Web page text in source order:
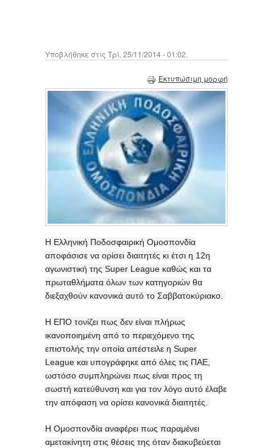
Υποβλήθηκε στις Τρί, 25/11/2014 - 01:02.
Εκτυπώσιμη μορφή
Η Ελληνική Ποδοσφαιρική Ομοσπονδία
αποφάσισε να ορίσει διαιτητές κι έτσι η 12η
αγωνιστική της Super League καθώς και τα
πρωταθλήματα όλων των κατηγοριών θα
διεξαχθούν κανονικά αυτό το Σαββατοκύριακο.
Η ΕΠΟ τονίζει πως δεν είναι πλήρως
ικανοποιημένη από το περιεχόμενο της
επιστολής την οποία απέστειλε η Super
League και υπογράφηκε από όλες τις ΠΑΕ,
ωστόσο συμπληρώνει πως είναι προς τη
σωστή κατεύθυνση και για τον λόγο αυτό έλαβε
την απόφαση να ορίσει κανονικά διαιτητές.
Η Ομοσπονδία αναφέρει πως παραμένει
αμετακίνητη στις θέσεις της όταν διακυβεύεται